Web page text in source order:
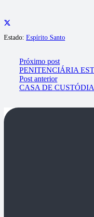
Estado: Espírito Santo
Próximo post
PENITENCIÁRIA
Post anterior
CASA DE